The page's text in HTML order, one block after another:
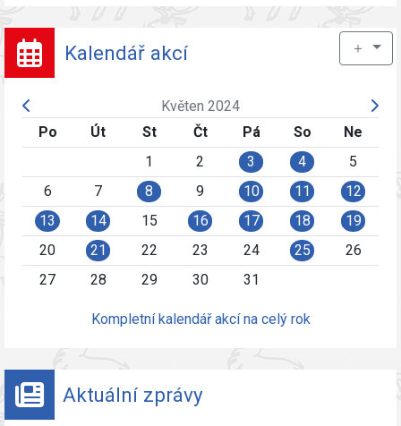
Kalendář akcí ＋
Květen 2024
Po
Út St Čt Pá So
Ne
1
2 3 4
5
6
7 8 9 10 11
12
13
14 15 16 17 18
19
20
21 22 23 24 25
26
27
28 29 30 31
Kompletní kalendář akcí na celý rok
Aktuální zprávy